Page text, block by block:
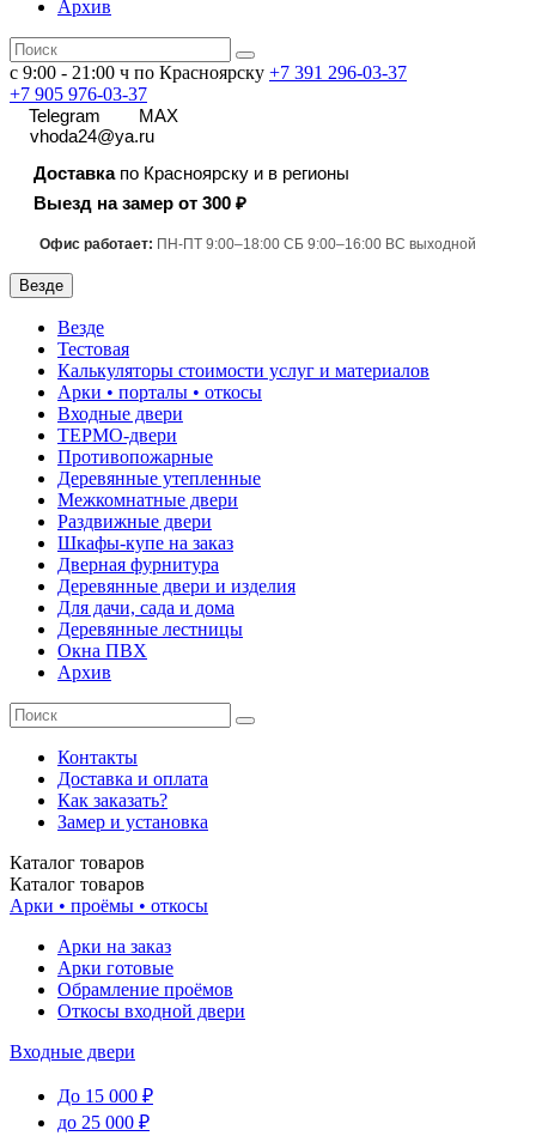
Архив
с 9:00 - 21:00 ч по Красноярску +7 391 296-03-37
+7 905 976-03-37
Telegram
MAX
vhoda24@ya.ru
Доставкапо Красноярску и в регионы
Выезд на замер от 300 ₽
Офис работает: ПН-ПТ 9:00–18:00 СБ 9:00–16:00 ВС выходной
Везде
Везде
Тестовая
Калькуляторы стоимости услуг и материалов
Арки • порталы • откосы
Входные двери
ТЕРМО-двери
Противопожарные
Деревянные утепленные
Межкомнатные двери
Раздвижные двери
Шкафы-купе на заказ
Дверная фурнитура
Деревянные двери и изделия
Для дачи, сада и дома
Деревянные лестницы
Окна ПВХ
Архив
Контакты
Доставка и оплата
Как заказать?
Замер и установка
Каталог товаров
Каталог товаров
Арки • проёмы • откосы
Арки на заказ
Арки готовые
Обрамление проёмов
Откосы входной двери
Входные двери
До 15 000 ₽
до 25 000 ₽